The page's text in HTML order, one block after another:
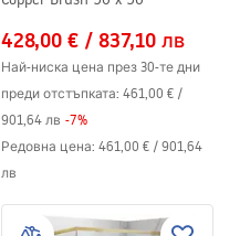
428,00 € / 837,10 лв
Най-ниска цена през 30-те дни
преди отстъпката: 461,00 € /
901,64 лв -7%
Редовна цена: 461,00 € / 901,64
лв